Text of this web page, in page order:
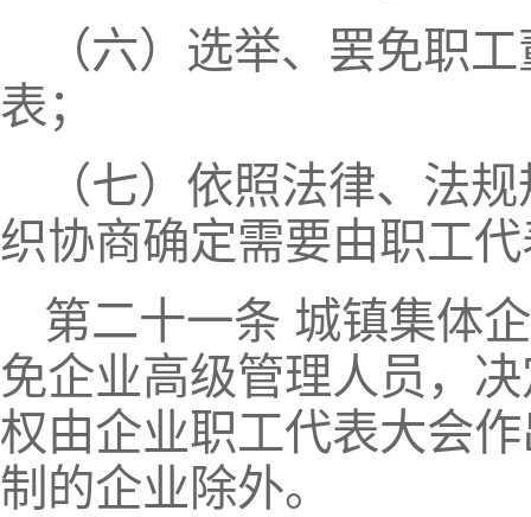
（六）选举、罢免职
表；
（七）依照法律、法
织协商确定需要由职工
第二十一条 城镇集体
免企业高级管理人员，
权由企业职工代表大会
制的企业除外。